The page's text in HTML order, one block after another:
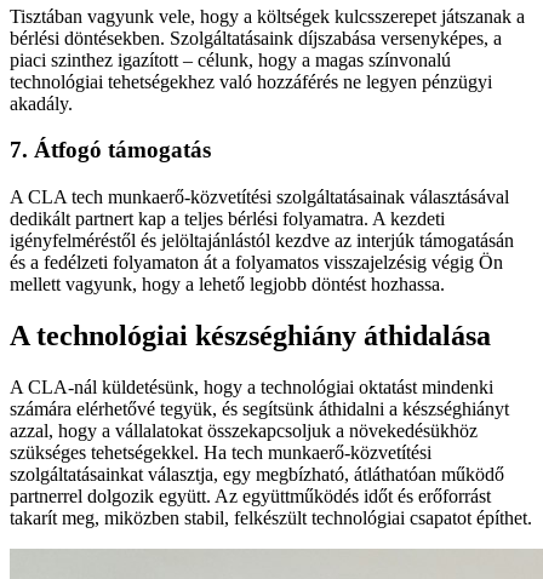
Tisztában vagyunk vele, hogy a költségek kulcsszerepet játszanak a
bérlési döntésekben. Szolgáltatásaink díjszabása versenyképes, a
piaci szinthez igazított – célunk, hogy a magas színvonalú
technológiai tehetségekhez való hozzáférés ne legyen pénzügyi
akadály.
7. Átfogó támogatás
A CLA tech munkaerő-közvetítési szolgáltatásainak választásával
dedikált partnert kap a teljes bérlési folyamatra. A kezdeti
igényfelméréstől és jelöltajánlástól kezdve az interjúk támogatásán
és a fedélzeti folyamaton át a folyamatos visszajelzésig végig Ön
mellett vagyunk, hogy a lehető legjobb döntést hozhassa.
A technológiai készséghiány áthidalása
A CLA-nál küldetésünk, hogy a technológiai oktatást mindenki
számára elérhetővé tegyük, és segítsünk áthidalni a készséghiányt
azzal, hogy a vállalatokat összekapcsoljuk a növekedésükhöz
szükséges tehetségekkel. Ha tech munkaerő-közvetítési
szolgáltatásainkat választja, egy megbízható, átláthatóan működő
partnerrel dolgozik együtt. Az együttműködés időt és erőforrást
takarít meg, miközben stabil, felkészült technológiai csapatot építhet.